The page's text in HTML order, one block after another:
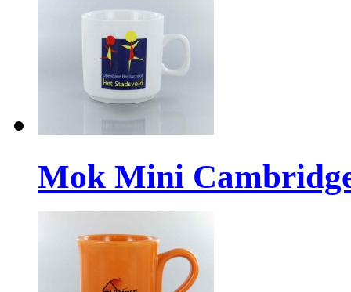
Mok Mini